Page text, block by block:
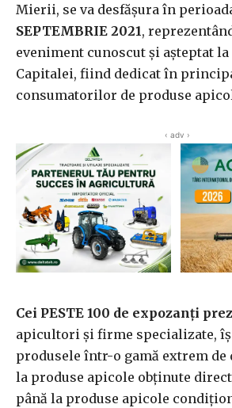
Mierii, se va desfășura în
SEPTEMBRIE 2021,
eveniment cunoscut şi aşteptat
Capitalei, fiind dedicat în
consumatorilor de produse
‹ adv ›
Cei PESTE 100 de expozanţi
apicultori şi firme specializate,
produsele într-o gamă extrem de
la produse apicole obţinute
până la produse apicole